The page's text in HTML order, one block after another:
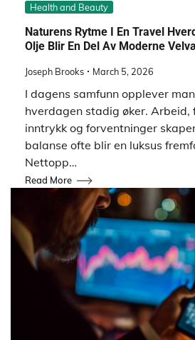
Health and Beauty
Naturens Rytme I En Travel
Olje Blir En Del Av Moderne
Joseph Brooks March 5, 2026
I dagens samfunn opplever
hverdagen stadig øker. Arbeid,
inntrykk og forventninger
balanse ofte blir en luksus
Nettopp…
Read More